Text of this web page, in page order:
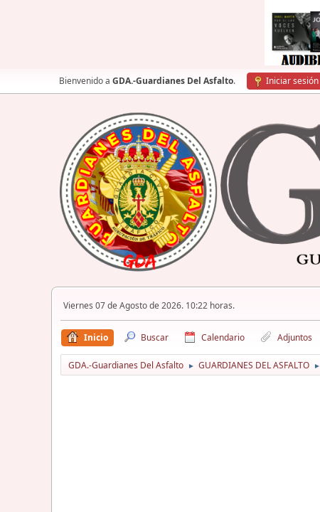
Bienvenido a GDA.-Guardianes Del Asfalto. Iniciar sesión
Viernes 07 de Agosto de 2026. 10:22 horas.
Inicio Buscar Calendario Adjuntos
GDA.-Guardianes Del Asfalto ► GUARDIANES DEL ASFALTO ►